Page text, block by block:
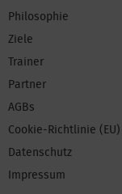
Philosophie
Ziele
Trainer
Partner
AGBs
Cookie-Richtlinie (EU)
Datenschutz
Impressum